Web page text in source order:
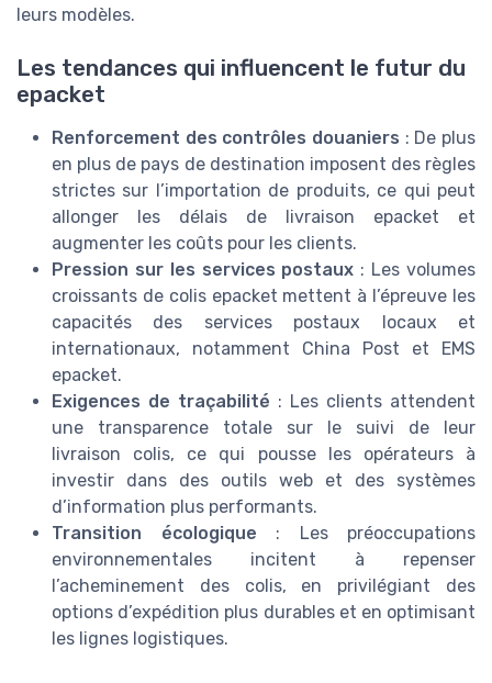
leurs modèles.
Les tendances qui influencent le futur du
epacket
Renforcement des contrôles douaniers : De plus
en plus de pays de destination imposent des règles
strictes sur l’importation de produits, ce qui peut
allonger les délais de livraison epacket et
augmenter les coûts pour les clients.
Pression sur les services postaux : Les volumes
croissants de colis epacket mettent à l’épreuve les
capacités des services postaux locaux et
internationaux, notamment China Post et EMS
epacket.
Exigences de traçabilité : Les clients attendent
une transparence totale sur le suivi de leur
livraison colis, ce qui pousse les opérateurs à
investir dans des outils web et des systèmes
d’information plus performants.
Transition écologique : Les préoccupations
environnementales incitent à repenser
l’acheminement des colis, en privilégiant des
options d’expédition plus durables et en optimisant
les lignes logistiques.